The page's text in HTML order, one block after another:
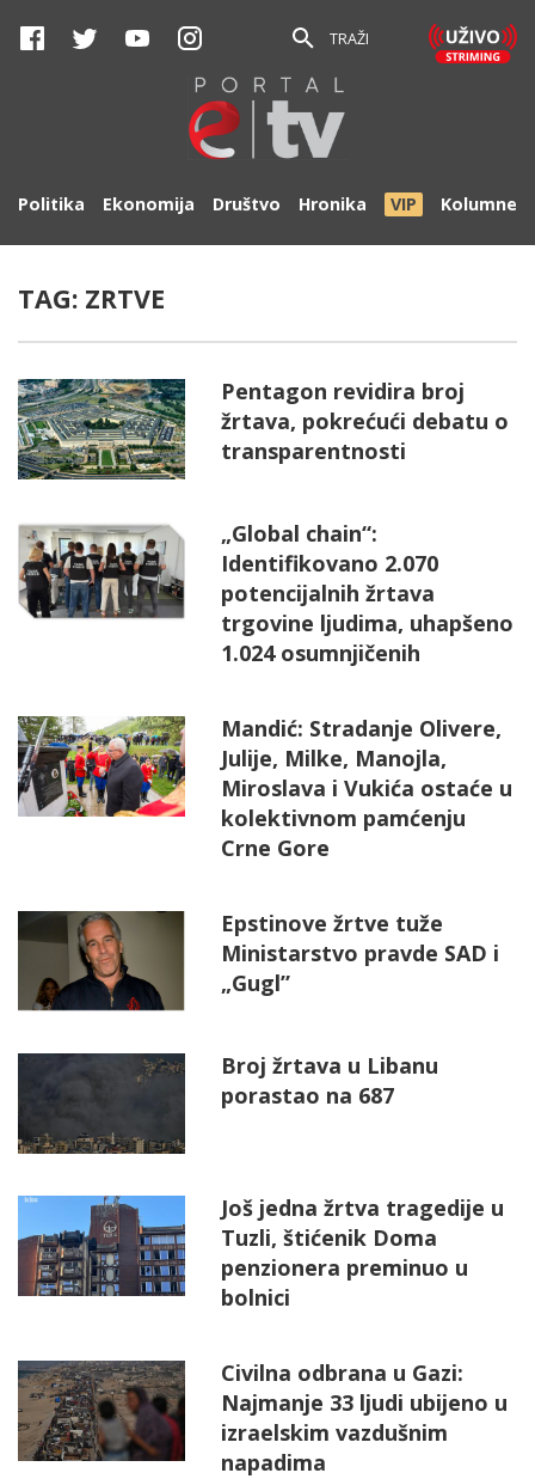
TRAŽI
Politika Ekonomija Društvo Hronika VIP Kolumne
TAG: ZRTVE
Pentagon revidira broj
žrtava, pokrećući debatu o
transparentnosti
„Global chain“:
Identifikovano 2.070
potencijalnih žrtava
trgovine ljudima, uhapšeno
1.024 osumnjičenih
Mandić: Stradanje Olivere,
Julije, Milke, Manojla,
Miroslava i Vukića ostaće u
kolektivnom pamćenju
Crne Gore
Epstinove žrtve tuže
Ministarstvo pravde SAD i
„Gugl”
Broj žrtava u Libanu
porastao na 687
Još jedna žrtva tragedije u
Tuzli, štićenik Doma
penzionera preminuo u
bolnici
Civilna odbrana u Gazi:
Najmanje 33 ljudi ubijeno u
izraelskim vazdušnim
napadima